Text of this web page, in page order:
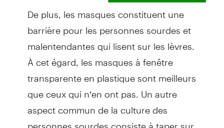
De plus, les masques constituent une
barrière pour les personnes sourdes et
malentendantes qui lisent sur les lèvres.
À cet égard, les masques à fenêtre
transparente en plastique sont meilleurs
que ceux qui n’en ont pas. Un autre
aspect commun de la culture des
personnes sourdes consiste à taper sur